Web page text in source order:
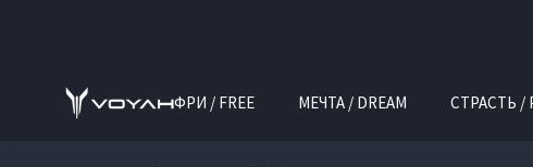
ФРИ / FREE МЕЧТА / DREAM СТРАСТЬ /